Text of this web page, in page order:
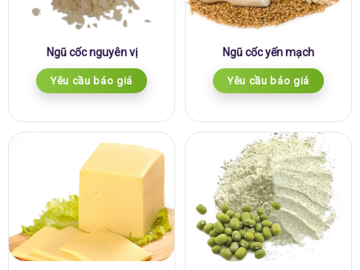
Ngũ cốc nguyên vị
Yêu cầu báo giá
Ngũ cốc yến mạch
Yêu cầu báo giá